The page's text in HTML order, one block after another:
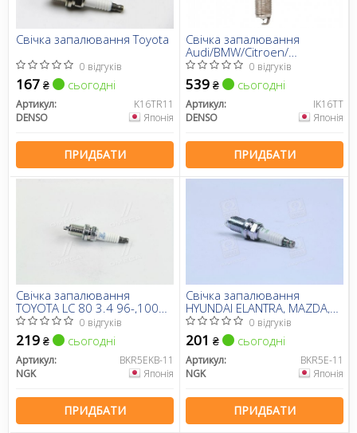
Свічка запалювання Toyota
0 відгуків
167 ₴ сьогодні
Артикул:
K16TR11
DENSO
Японія
ПРИДБАТИ
Свічка запалювання
Audi/BMW/Citroen/
Daewoo/Peugeot/MB/
Skoda/VW/Chevrolet
0 відгуків
539 ₴ сьогодні
Артикул:
IK16TT
DENSO
Японія
ПРИДБАТИ
Свічка запалювання
TOYOTA LC 80 3.4 96-,100
4.5 98-,COROLLA (1.3,1.4)
98- (вир-во NGK)
0 відгуків
219 ₴ сьогодні
Артикул:
BKR5EKB-11
NGK
Японія
ПРИДБАТИ
Свічка запалювання
HYUNDAI ELANTRA, MAZDA,
MITSUBISHI, NISSAN, SUBARU
(вир-во NGK)
0 відгуків
201 ₴ сьогодні
Артикул:
BKR5E-11
NGK
Японія
ПРИДБАТИ